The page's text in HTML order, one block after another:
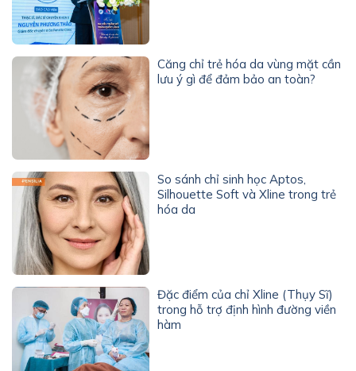
Căng chỉ trẻ hóa da vùng mặt cần
lưu ý gì để đảm bảo an toàn?
So sánh chỉ sinh học Aptos,
Silhouette Soft và Xline trong trẻ
hóa da
Đặc điểm của chỉ Xline (Thụy Sĩ)
trong hỗ trợ định hình đường viền
hàm